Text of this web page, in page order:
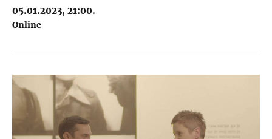
05.01.2023, 21:00.
Online